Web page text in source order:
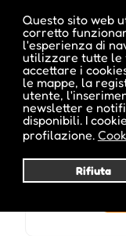
Questo sito web
corretto
l'esperienza di
utilizzare tutte le
accettare i
le mappe, la
utente,
newsletter e
disponibili. I
profilazione.
Rifiuta